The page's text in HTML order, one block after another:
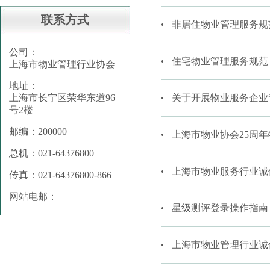
联系方式
公司：
上海市物业管理行业协会
地址：
上海市长宁区荣华东道96
号2楼
邮编：200000
总机：021-64376800
传真：021-64376800-866
网站电邮：
非居住物业管理服务
住宅物业管理服务规
关于开展物业服务企
上海市物业协会25周
上海市物业服务行业
星级测评登录操作指南
上海市物业管理行业